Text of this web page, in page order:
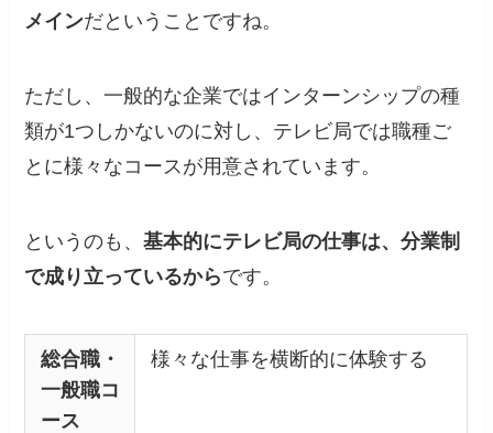
メインだということですね。
ただし、一般的な企業ではインターンシップの種
類が1つしかないのに対し、テレビ局では職種ご
とに様々なコースが用意されています。
というのも、基本的にテレビ局の仕事は、分業制
で成り立っているからです。
総合職・
一般職コ
ース
様々な仕事を横断的に体験する